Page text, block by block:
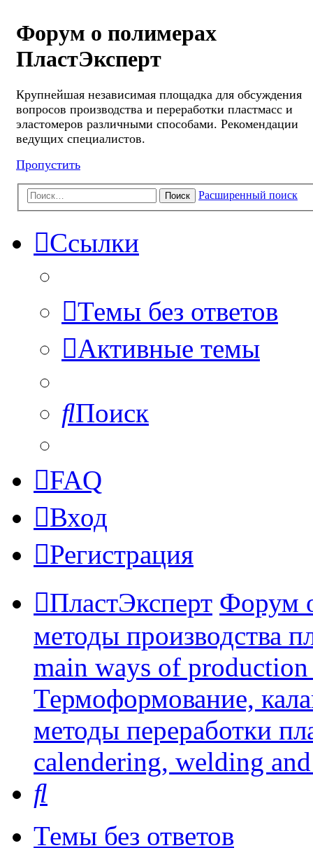
Форум о полимерах
ПластЭксперт
Крупнейшая независимая площадка для обсуждения
вопросов производства и переработки пластмасс и
эластомеров различными способами. Рекомендации
ведущих специалистов.
Пропустить
Поиск Расширенный поиск
Ссылки
Темы без ответов
Активные темы
Поиск
FAQ
Вход
Регистрация
ПластЭксперт Форум
методы производства
main ways of
Термоформование,
методы переработки
calendering, welding
Темы без ответов